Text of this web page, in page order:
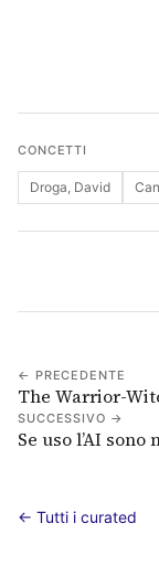
CONCETTI
Droga, David
← PRECEDENTE
The Warrior-
SUCCESSIVO →
Se uso l’AI
← Tutti i curated